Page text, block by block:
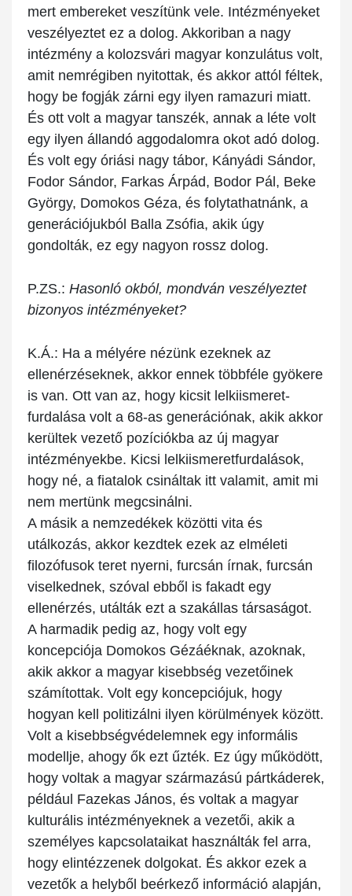
mert embereket veszítünk vele. Intézményeket
veszélyeztet ez a dolog. Akkoriban a nagy
intézmény a kolozsvári magyar konzulátus volt,
amit nemrégiben nyitottak, és akkor attól féltek,
hogy be fogják zárni egy ilyen ramazuri miatt.
És ott volt a magyar tanszék, annak a léte volt
egy ilyen állandó aggodalomra okot adó dolog.
És volt egy óriási nagy tábor, Kányádi Sándor,
Fodor Sándor, Farkas Árpád, Bodor Pál, Beke
György, Domokos Géza, és folytathatnánk, a
generációjukból Balla Zsófia, akik úgy
gondolták, ez egy nagyon rossz dolog.
P.ZS.: Hasonló okból, mondván veszélyeztet
bizonyos intézményeket?
K.Á.: Ha a mélyére nézünk ezeknek az
ellenérzéseknek, akkor ennek többféle gyökere
is van. Ott van az, hogy kicsit lelkiismeret-
furdalása volt a 68-as generációnak, akik akkor
kerültek vezető pozíciókba az új magyar
intézményekbe. Kicsi lelkiismeretfurdalások,
hogy né, a fiatalok csináltak itt valamit, amit mi
nem mertünk megcsinálni.
A másik a nemzedékek közötti vita és
utálkozás, akkor kezdtek ezek az elméleti
filozófusok teret nyerni, furcsán írnak, furcsán
viselkednek, szóval ebből is fakadt egy
ellenérzés, utálták ezt a szakállas társaságot.
A harmadik pedig az, hogy volt egy
koncepciója Domokos Gézáéknak, azoknak,
akik akkor a magyar kisebbség vezetőinek
számítottak. Volt egy koncepciójuk, hogy
hogyan kell politizálni ilyen körülmények között.
Volt a kisebbségvédelemnek egy informális
modellje, ahogy ők ezt űzték. Ez úgy működött,
hogy voltak a magyar származású pártkáderek,
például Fazekas János, és voltak a magyar
kulturális intézményeknek a vezetői, akik a
személyes kapcsolataikat használták fel arra,
hogy elintézzenek dolgokat. És akkor ezek a
vezetők a helyből beérkező információ alapján,